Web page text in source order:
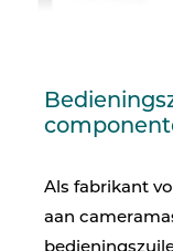
Als fabrikant
aan